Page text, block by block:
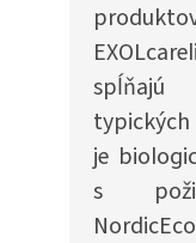
spĺňajú
je
s